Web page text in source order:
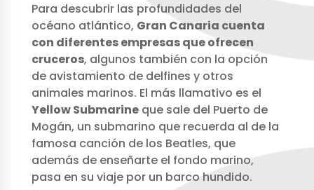
Para descubrir las profundidades del
océano atlántico, Gran Canaria cuenta
con diferentes empresas que ofrecen
cruceros, algunos también con la opción
de avistamiento de delfines y otros
animales marinos. El más llamativo es el
Yellow Submarineque sale del Puerto de
Mogán, un submarino que recuerda al de la
famosa canción de los Beatles, que
además de enseñarte el fondo marino,
pasa en su viaje por un barco hundido.